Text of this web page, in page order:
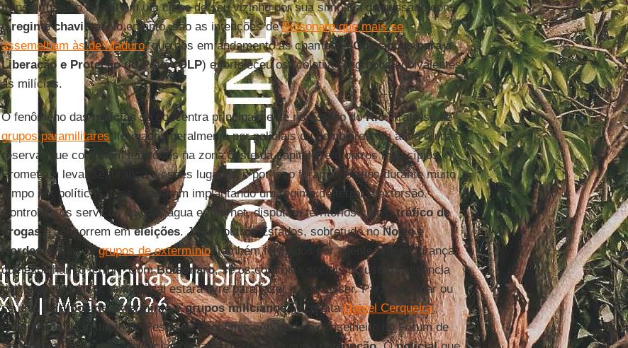
transformaria oBrasilem um clone de seu vizinho por sua simpatia do passado com
oregime chavista. No entanto, são as intenções deBolsonaro que mais se
assemelham às de Maduro, que pôs em andamento as chamadasOperações para a
Liberação e Proteção do Povo(OLP) e fortaleceu os “coletivos”, grupos equivalentes
às milícias.
O fenômeno dasmilíciasse concentra principalmente no Estado doRio. Trata-se de
grupos paramilitares, formados geralmente por policiais ou bombeiros, da ativa ou da
reserva, que controlam territórios na zona oeste da capital e em outros municípios.
Prometiam levar segurança a esses lugares, e por isso foram apoiados durante muito
tempo por políticos. Mas acabaram implantando um regime de terror e extorsão.
Controlam os serviços de gás, água e Internet, disputam territórios com otráfico de
drogase concorrem emeleições. Já em outros Estados, sobretudo noNortee
Nordeste, são osgrupos de extermínio, também formados por agentes de segurança,
que espalham o terror. “ComBolsonaro, se os controles sociais do uso da violência
deixarem de existir, um policial estará livre para fazer o que quiser. Para subornar ou
se unir agrupos de extermínioegrupos milicianos”, acreditaDaniel Cerqueira,
economista do Instituto de Pesquisa Econômica Aplicada e conselheiro do Fórum de